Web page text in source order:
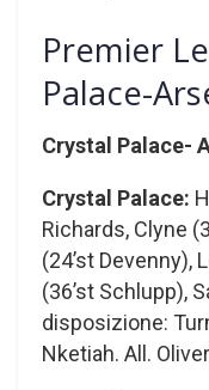
Premier
Palace-
Crystal Palace-
Crystal Palace:
Richards, Clyne
(24’st Devenny),
(36’st Schlupp),
disposizione:
Nketiah. All.